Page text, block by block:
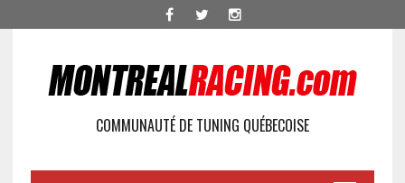
COMMUNAUTÉ DE TUNING QUÉBECOISE